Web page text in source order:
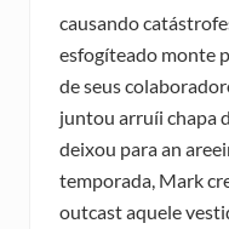
causando
esfogíteado monte
de seus
juntou arruíi chapa
deixou para an
temporada, Mark
outcast aquele